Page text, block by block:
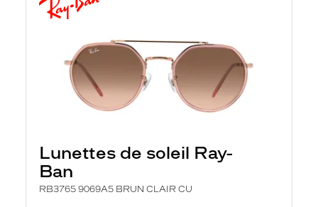
Lunettes de soleil Ray-
Ban
RB3765 9069A5 BRUN CLAIR CU